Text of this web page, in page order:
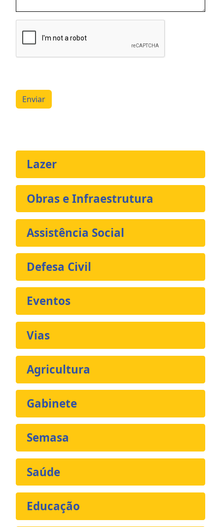
Enviar
Lazer
Obras e Infraestrutura
Assistência Social
Defesa Civil
Eventos
Vias
Agricultura
Gabinete
Semasa
Saúde
Educação